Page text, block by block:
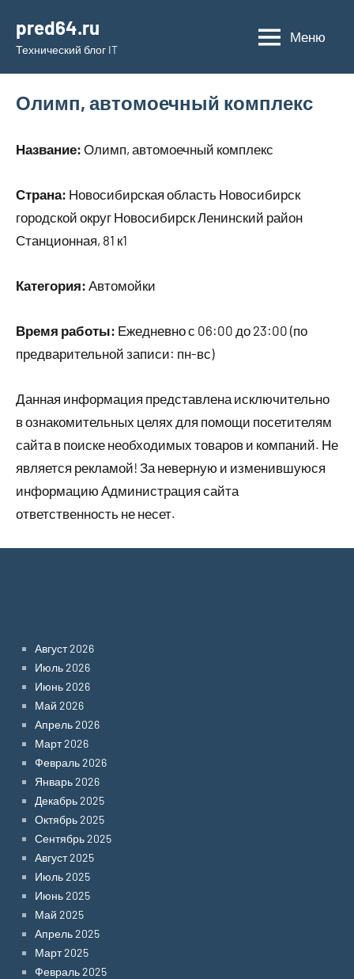
содержимому
pred64.ru
Технический блог IT
Меню
Олимп, автомоечный комплекс
Название: Олимп, автомоечный комплекс
Страна: Новосибирская область Новосибирск
городской округ Новосибирск Ленинский район
Станционная, 81 к1
Категория: Автомойки
Время работы: Ежедневно с 06:00 до 23:00 (по
предварительной записи: пн-вс)
Данная информация представлена исключительно
в ознакомительных целях для помощи посетителям
сайта в поиске необходимых товаров и компаний. Не
является рекламой! За неверную и изменившуюся
информацию Администрация сайта
ответственность не несет.
Август 2026
Июль 2026
Июнь 2026
Май 2026
Апрель 2026
Март 2026
Февраль 2026
Январь 2026
Декабрь 2025
Октябрь 2025
Сентябрь 2025
Август 2025
Июль 2025
Июнь 2025
Май 2025
Апрель 2025
Март 2025
Февраль 2025